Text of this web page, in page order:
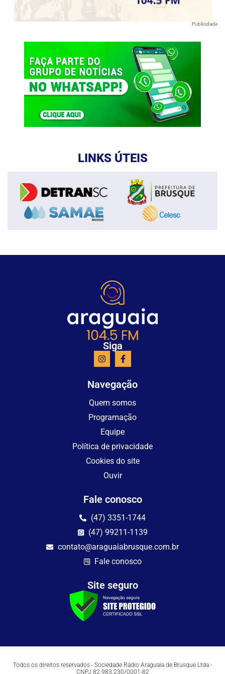
Publicidade
LINKS ÚTEIS
Siga
Navegação
Quem somos
Programação
Equipe
Política de privacidade
Cookies do site
Ouvir
Fale conosco
(47) 3351-1744
(47) 99211-1139
contato@araguaiabrusque.com.br
Fale conosco
Site seguro
Todos os direitos reservados - Sociedade Rádio Araguaia de Brusque Ltda -
CNPJ 82.983.230/0001-82